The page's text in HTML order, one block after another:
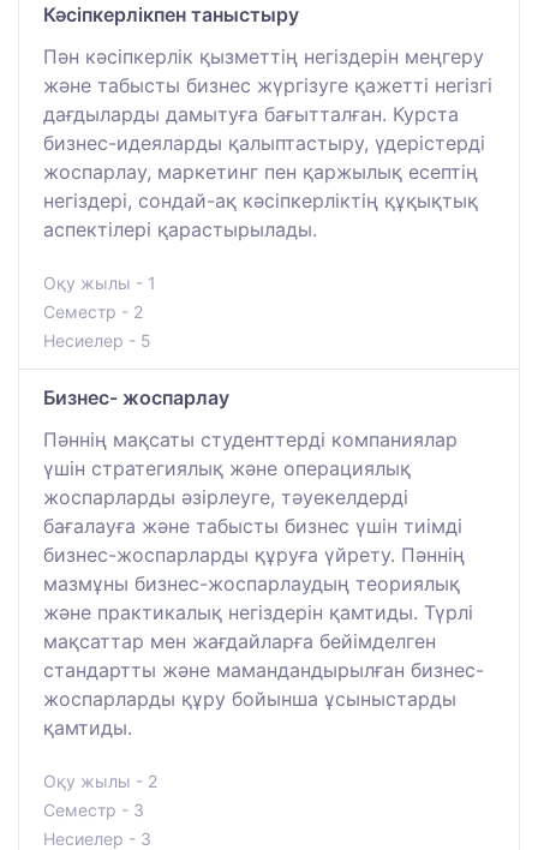
Кәсіпкерлікпен таныстыру
Пән кәсіпкерлік қызметтің негіздерін меңгеру
және табысты бизнес жүргізуге қажетті негізгі
дағдыларды дамытуға бағытталған. Курста
бизнес-идеяларды қалыптастыру, үдерістерді
жоспарлау, маркетинг пен қаржылық есептің
негіздері, сондай-ақ кәсіпкерліктің құқықтық
аспектілері қарастырылады.
Оқу жылы - 1
Семестр - 2
Несиелер - 5
Бизнес- жоспарлау
Пәннің мақсаты студенттерді компаниялар
үшін стратегиялық және операциялық
жоспарларды әзірлеуге, тәуекелдерді
бағалауға және табысты бизнес үшін тиімді
бизнес-жоспарларды құруға үйрету. Пәннің
мазмұны бизнес-жоспарлаудың теориялық
және практикалық негіздерін қамтиды. Түрлі
мақсаттар мен жағдайларға бейімделген
стандартты және мамандандырылған бизнес-
жоспарларды құру бойынша ұсыныстарды
қамтиды.
Оқу жылы - 2
Семестр - 3
Несиелер - 3